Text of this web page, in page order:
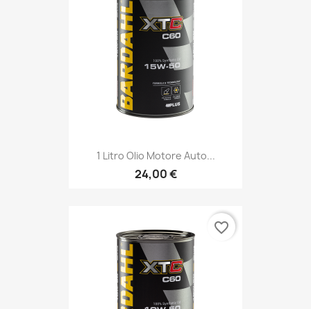
1 Litro Olio Motore Auto...
24,00 €
favorite_border